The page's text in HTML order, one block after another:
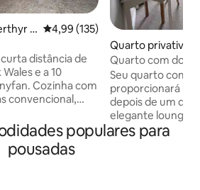
T 4,99 de uma avaliação média de
4,99 (135)
distância de
e a 10
Cozinha com
convencional,
com Freeview,
2 conjuntos
z, se necessário.
Quarto privativo
Quarto com
café da manhã
Seu quarto com
proporcionará
depois de um dia
elegante lounge
Smart TV depois
completo de café da
populares para
pousadas